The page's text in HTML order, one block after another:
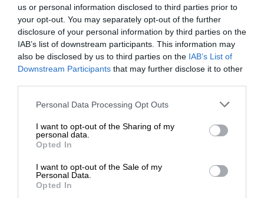
us or personal information disclosed to third parties prior to
your opt-out. You may separately opt-out of the further
disclosure of your personal information by third parties on the
IAB’s list of downstream participants. This information may
also be disclosed by us to third parties on the IAB’s List of
Downstream Participants that may further disclose it to other
Personal Data Processing Opt Outs
I want to opt-out of the Sharing of my
personal data.
Opted In
I want to opt-out of the Sale of my
Personal Data.
Opted In
Kod producenta DW25_3AE5AE
Dane
producenta
Dell Technologies
1 Dell Way
Round Rock, TX 78664
odpowiedzialny
DELL sp. z o.o
00-189 Warszawa
Pomoc
techniczna
https://www.dell.com/support/